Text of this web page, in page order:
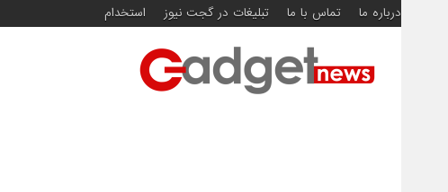
درباره ما تماس با ما تبلیغات در گجت نیوز استخدام